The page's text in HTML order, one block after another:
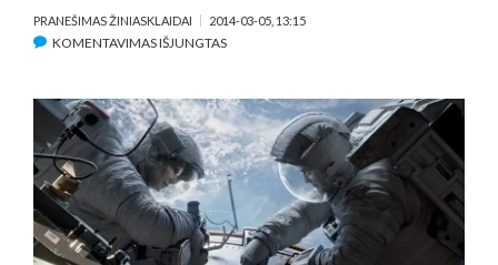
PRANEŠIMAS ŽINIASKLAIDAI 2014-03-05, 13:15
KOMENTAVIMAS IŠJUNGTASĮRAŠE
2013-
AISIAIS
METAIS
PRODIUSUOTI
VAIDYBINIAI
FILMAI:
NUO